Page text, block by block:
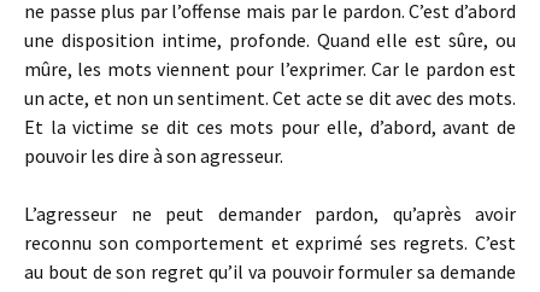
ne passe plus par l’offense mais par le pardon. C’est d’abord
une disposition intime, profonde. Quand elle est sûre, ou
mûre, les mots viennent pour l’exprimer. Car le pardon est
un acte, et non un sentiment. Cet acte se dit avec des mots.
Et la victime se dit ces mots pour elle, d’abord, avant de
pouvoir les dire à son agresseur.
L’agresseur ne peut demander pardon, qu’après avoir
reconnu son comportement et exprimé ses regrets. C’est
au bout de son regret qu’il va pouvoir formuler sa demande